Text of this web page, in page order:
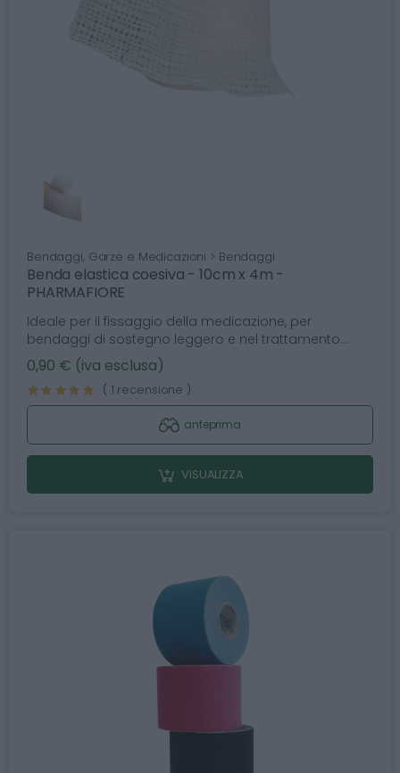
Bendaggi, Garze e Medicazioni > Bendaggi
Benda elastica coesiva - 10cm x 4m -
PHARMAFIORE
Ideale per il fissaggio della medicazione, per
bendaggi di sostegno leggero e nel trattamento...
0,90 € (iva esclusa)
( 1 recensione )
anteprima
VISUALIZZA